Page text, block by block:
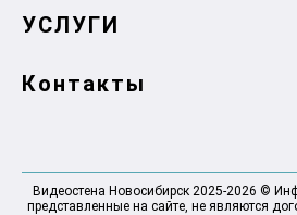
УСЛУГИ
Контакты
Видеостена Новосибирск 2025-2026 ©
представленные на сайте, не являются